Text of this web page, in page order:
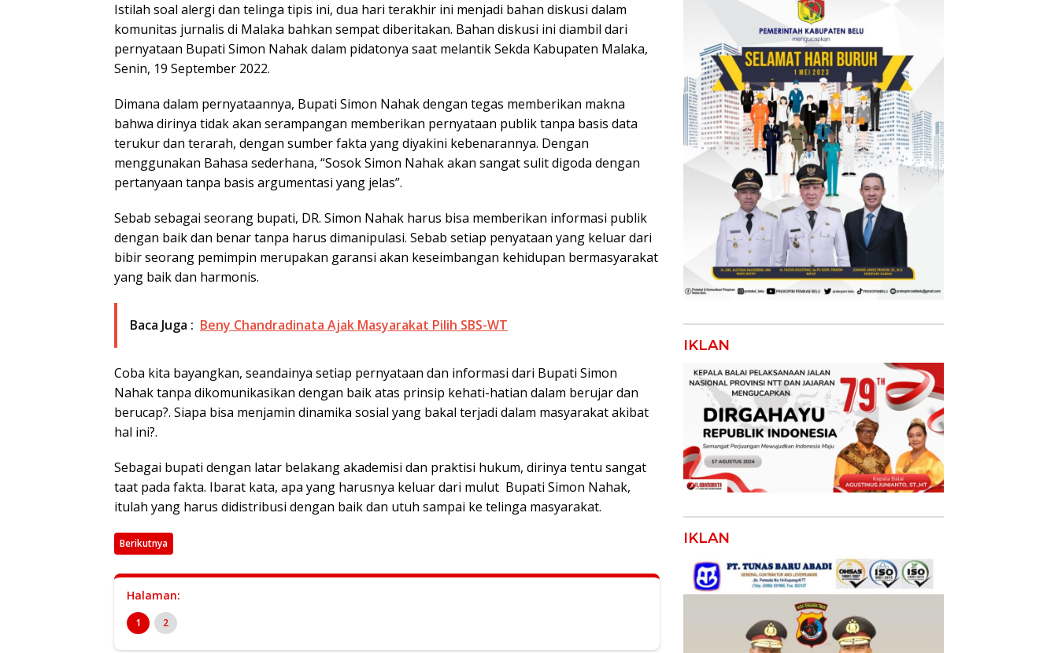
Istilah soal alergi dan telinga tipis ini, dua hari terakhir ini menjadi bahan diskusi dalam
komunitas jurnalis di Malaka bahkan sempat diberitakan. Bahan diskusi ini diambil dari
pernyataan Bupati Simon Nahak dalam pidatonya saat melantik Sekda Kabupaten Malaka,
Senin, 19 September 2022.
Dimana dalam pernyataannya, Bupati Simon Nahak dengan tegas memberikan makna
bahwa dirinya tidak akan serampangan memberikan pernyataan publik tanpa basis data
terukur dan terarah, dengan sumber fakta yang diyakini kebenarannya. Dengan
menggunakan Bahasa sederhana, “Sosok Simon Nahak akan sangat sulit digoda dengan
pertanyaan tanpa basis argumentasi yang jelas”.
Sebab sebagai seorang bupati, DR. Simon Nahak harus bisa memberikan informasi publik
dengan baik dan benar tanpa harus dimanipulasi. Sebab setiap penyataan yang keluar dari
bibir seorang pemimpin merupakan garansi akan keseimbangan kehidupan bermasyarakat
yang baik dan harmonis.
Baca Juga : Beny Chandradinata Ajak Masyarakat Pilih SBS-WT
Coba kita bayangkan, seandainya setiap pernyataan dan informasi dari Bupati Simon
Nahak tanpa dikomunikasikan dengan baik atas prinsip kehati-hatian dalam berujar dan
berucap?. Siapa bisa menjamin dinamika sosial yang bakal terjadi dalam masyarakat akibat
hal ini?.
Sebagai bupati dengan latar belakang akademisi dan praktisi hukum, dirinya tentu sangat
taat pada fakta. Ibarat kata, apa yang harusnya keluar dari mulut Bupati Simon Nahak,
itulah yang harus didistribusi dengan baik dan utuh sampai ke telinga masyarakat.
Berikutnya
Halaman:
1 2
IKLAN
IKLAN